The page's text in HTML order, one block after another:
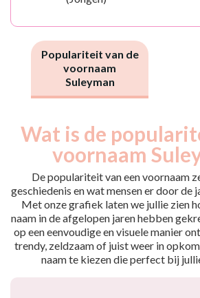
Populariteit van de
voornaam
Suleyman
Wat is de
voornaam
De populariteit van een voornaam
geschiedenis en wat mensen er door de
Met onze grafiek laten we jullie zien
naam in de afgelopen jaren hebben
op een eenvoudige en visuele manier
trendy, zeldzaam of juist weer in
naam te kiezen die perfect bij
Année
Nouveaux-
nés
2011
6
2012
6
2013
5
2014
7
2015
10
2016
6
6